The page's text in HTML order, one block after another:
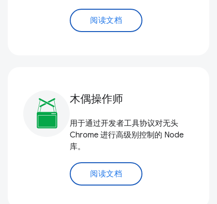
阅读文档
木偶操作师
用于通过开发者工具协议对无头
Chrome 进行高级别控制的 Node
库。
阅读文档